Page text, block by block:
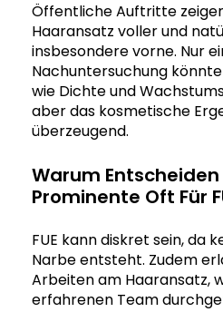
Öffentliche Auftritte
Haaransatz voller und
insbesondere vorne. Nur
Nachuntersuchung
wie Dichte und
aber das kosmetische
überzeugend.
Warum Entscheiden
Prominente Oft Für
FUE kann diskret sein, da
Narbe entsteht. Zudem
Arbeiten am Haaransatz,
erfahrenen Team